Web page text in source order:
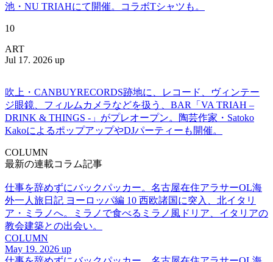
池・NU TRIAHにて開催。コラボTシャツも。
10
ART
Jul 17. 2026 up
吹上・CANBUYRECORDS跡地に、レコード、ヴィンテー
ジ眼鏡、フィルムカメラなどを扱う、BAR「VA TRIAH –
DRINK & THINGS -」がプレオープン。陶芸作家・Satoko
KakoによるポップアップやDJパーティーも開催。
COLUMN
最新の連載コラム記事
仕事を辞めずにバックパッカー。名古屋在住アラサーOL海
外一人旅日記 ヨーロッパ編 10 西欧諸国に突入、北イタリ
ア・ミラノへ。ミラノで食べるミラノ風ドリア、イタリアの
教会建築との出会い。
COLUMN
May 19. 2026 up